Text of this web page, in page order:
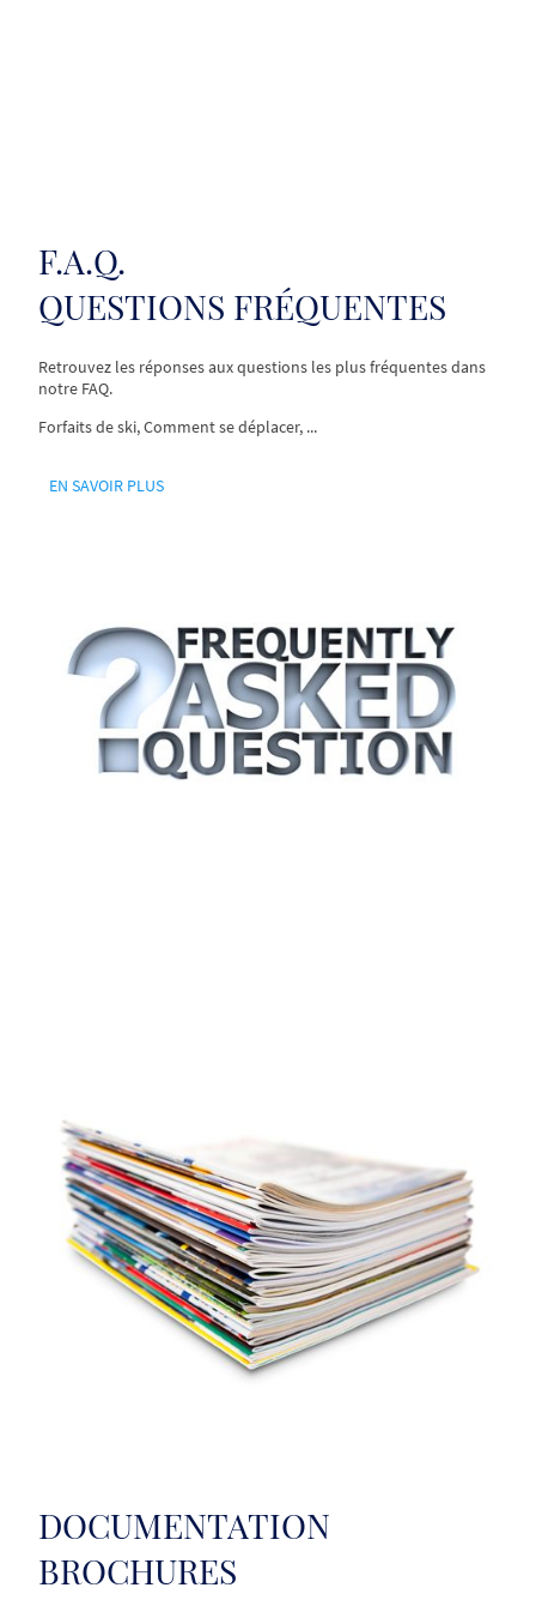
F.A.Q.
QUESTIONS FRÉQUENTES
Retrouvez les réponses aux questions les plus fréquentes dans
notre FAQ.
Forfaits de ski, Comment se déplacer, ...
EN SAVOIR PLUS
DOCUMENTATION
BROCHURES